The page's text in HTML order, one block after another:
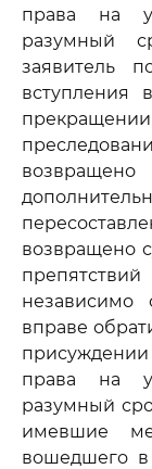
права на
разумный
заявитель
вступления
прекращении
возвращено
возвращено
независимо
вправе
права на
разумный
имевшие
вошедшего